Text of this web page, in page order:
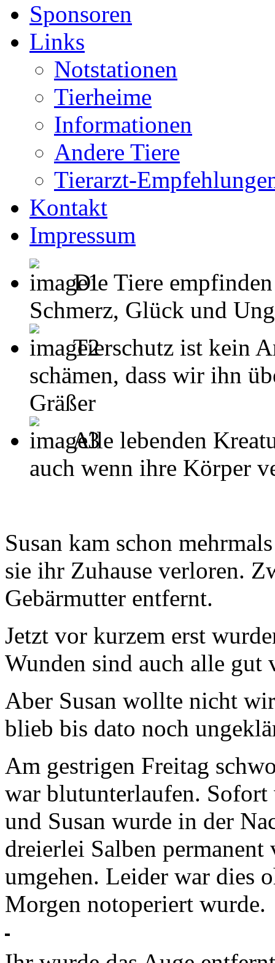
Sponsoren
Links
Notstationen
Tierheime
Informationen
Andere Tiere
Tierarzt-
Kontakt
Impressum
Die Tiere
Schmerz, Glück und
Tierschutz ist kein
schämen, dass wir ihn
Gräßer
Alle lebenden
auch wenn ihre Körper
Susan kam schon
sie ihr Zuhause verloren.
Gebärmutter entfernt.
Jetzt vor kurzem erst
Wunden sind auch alle
Aber Susan wollte nicht
blieb bis dato noch
Am gestrigen Freitag
war blutunterlaufen. Sofort
und Susan wurde in der
dreierlei Salben
umgehen. Leider war dies
Morgen notoperiert wurde.